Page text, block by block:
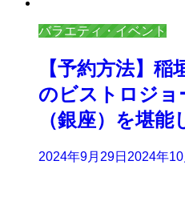
バラエティ・イベント
【予約方法】
のビストロジョ
（銀座）を堪能
2024年9月29日 2024年10